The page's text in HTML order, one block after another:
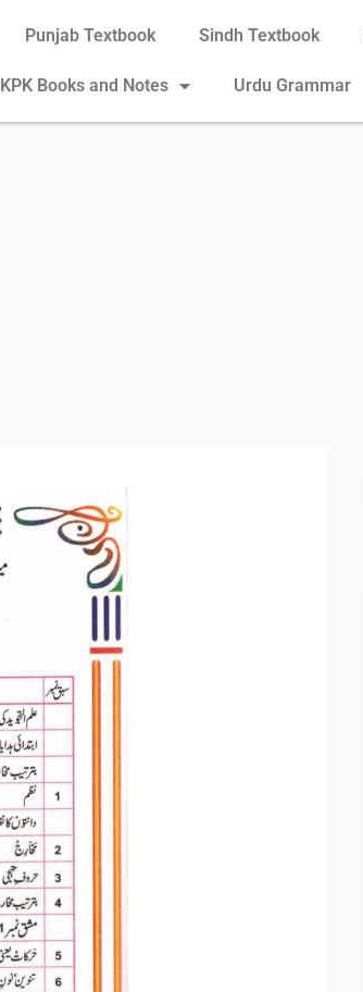
Punjab Textbook Sindh Textbook
KPK Books and Notes Urdu Grammar